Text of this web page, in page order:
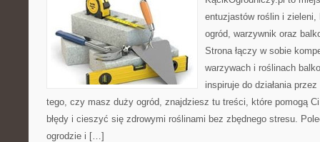
entuzjastów roślin i
ogród, warzywnik oraz
Strona łączy w sobie
warzywach i roślinach
inspiruje do działania
tego, czy masz duży ogród, znajdziesz tu treści, które pomogą
błędy i cieszyć się zdrowymi roślinami bez zbędnego stresu.
ogrodzie i […]